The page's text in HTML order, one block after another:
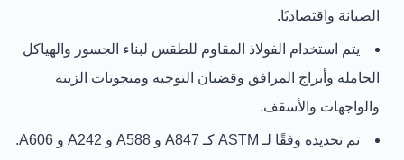
الصيانة واقتصاديًا.
يتم استخدام الفولاذ المقاوم للطقس لبناء الجسور والهياكل
الحاملة وأبراج المرافق وقضبان التوجيه ومنحوتات الزينة
والواجهات والأسقف.
تم تحديده وفقًا لـ ASTM كـ A847 و A588 و A242 و A606.